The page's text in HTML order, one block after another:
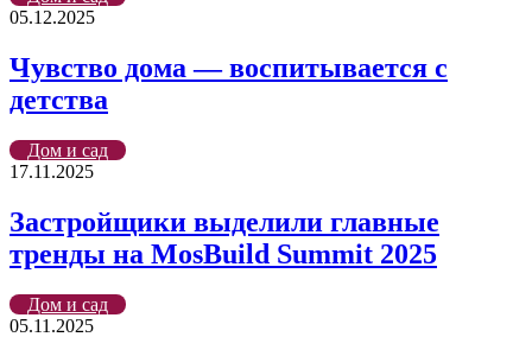
05.12.2025
Чувство дома — воспитывается с
детства
Дом и сад
17.11.2025
Застройщики выделили главные
тренды на MosBuild Summit 2025
Дом и сад
05.11.2025